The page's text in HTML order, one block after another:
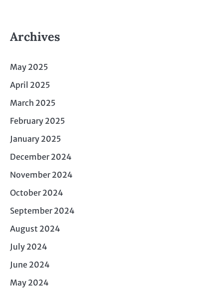
Archives
May 2025
April 2025
March 2025
February 2025
January 2025
December 2024
November 2024
October 2024
September 2024
August 2024
July 2024
June 2024
May 2024